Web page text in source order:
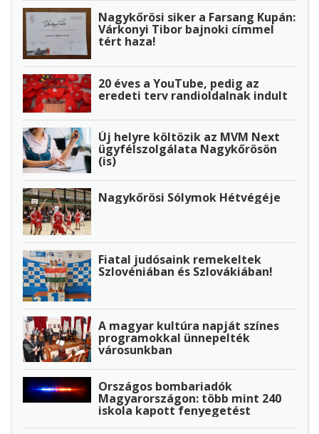
Nagykőrösi siker a Farsang Kupán:
Várkonyi Tibor bajnoki címmel
tért haza!
20 éves a YouTube, pedig az
eredeti terv randioldalnak indult
Új helyre költözik az MVM Next
ügyfélszolgálata Nagykőrösön
(is)
Nagykőrösi Sólymok Hétvégéje
Fiatal judósaink remekeltek
Szlovéniában és Szlovákiában!
A magyar kultúra napját színes
programokkal ünnepelték
városunkban
Országos bombariadók
Magyarországon: több mint 240
iskola kapott fenyegetést